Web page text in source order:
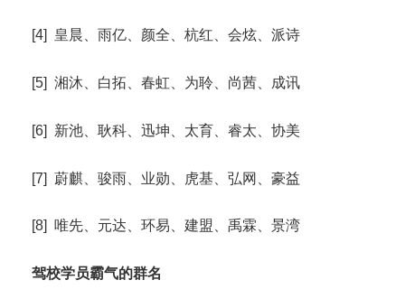
[4] 皇晨、雨亿、颜全、杭红、会炫、派诗
[5] 湘沐、白拓、春虹、为聆、尚茜、成讯
[6] 新池、耿科、迅坤、太育、睿太、协美
[7] 蔚麒、骏雨、业勋、虎基、弘网、豪益
[8] 唯先、元达、环易、建盟、禹霖、景湾
驾校学员霸气的群名